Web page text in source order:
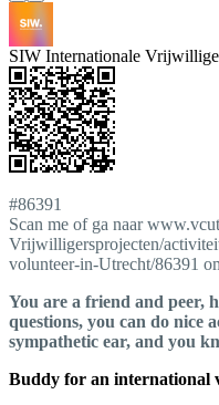
SIW Internationale
#86391
Scan me of ga naar
Vrijwilligersprojecten/
volunteer-in-Utrecht/86391
You are a friend and peer,
questions, you can do nice
sympathetic ear, and you
Buddy for an international